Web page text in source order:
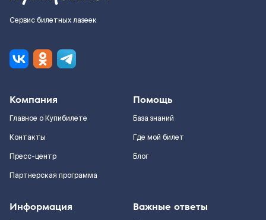
Сервис билетных лазеек
Компания
Главное о Купибилете
Контакты
Пресс-центр
Партнерская программа
Помощь
База знаний
Где мой билет
Блог
Информация Важные ответы